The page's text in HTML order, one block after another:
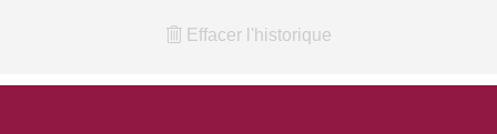
Effacer l'historique